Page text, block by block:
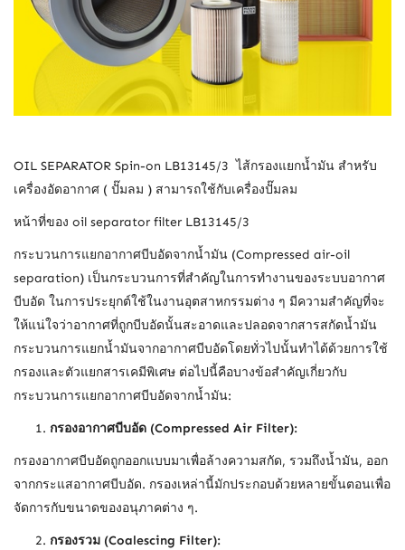
OIL SEPARATOR Spin-on LB13145/3 ไส้กรองแยกน้ำมัน สำหรับ
เครื่องอัดอากาศ ( ปั๊มลม ) สามารถใช้กับเครื่องปั๊มลม
หน้าที่ของ oil separator filter LB13145/3
กระบวนการแยกอากาศบีบอัดจากน้ำมัน (Compressed air-oil
separation) เป็นกระบวนการที่สำคัญในการทำงานของระบบอากาศ
บีบอัด ในการประยุกต์ใช้ในงานอุตสาหกรรมต่าง ๆ มีความสำคัญที่จะ
ให้แน่ใจว่าอากาศที่ถูกบีบอัดนั้นสะอาดและปลอดจากสารสกัดน้ำมัน
กระบวนการแยกน้ำมันจากอากาศบีบอัดโดยทั่วไปนั้นทำได้ด้วยการใช้
กรองและตัวแยกสารเคมีพิเศษ ต่อไปนี้คือบางข้อสำคัญเกี่ยวกับ
กระบวนการแยกอากาศบีบอัดจากน้ำมัน:
กรองอากาศบีบอัด (Compressed Air Filter):
กรองอากาศบีบอัดถูกออกแบบมาเพื่อล้างความสกัด, รวมถึงน้ำมัน, ออก
จากกระแสอากาศบีบอัด. กรองเหล่านี้มักประกอบด้วยหลายขั้นตอนเพื่อ
จัดการกับขนาดของอนุภาคต่าง ๆ.
กรองรวม (Coalescing Filter):